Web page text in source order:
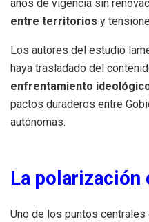
años de vigencia sin
entre territorios y
Los autores del estudio
haya trasladado del
enfrentamiento
pactos duraderos entre
autónomas.
La polarización
Uno de los puntos